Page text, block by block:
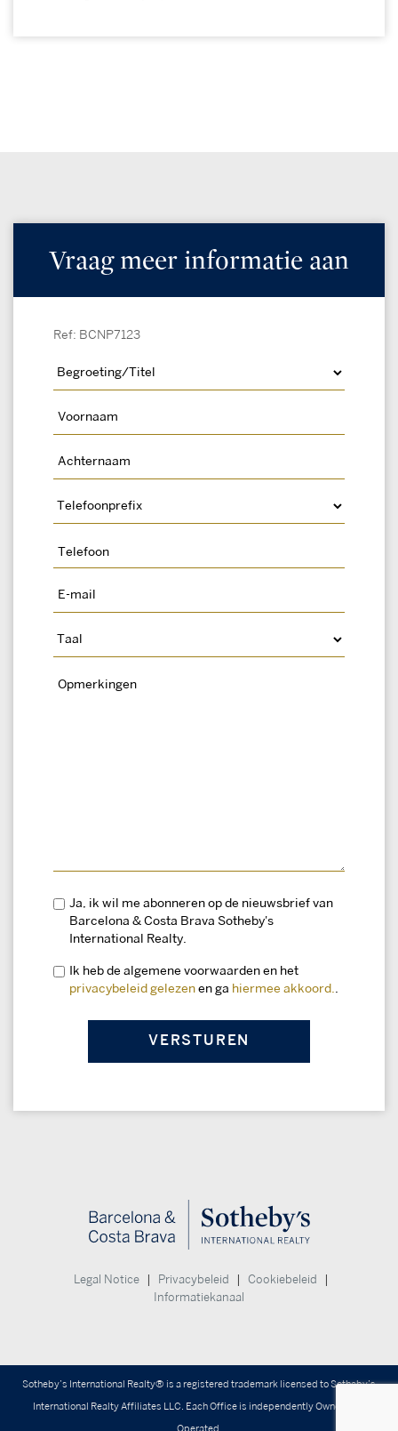
Vraag meer informatie aan
Ref: BCNP7123
Ja, ik wil me abonneren op de nieuwsbrief van
Barcelona & Costa Brava Sotheby's
International Realty.
Ik heb de algemene voorwaarden en het
privacybeleid gelezen en ga hiermee akkoord.
Legal Notice Privacybeleid Cookiebeleid
Informatiekanaal
Sotheby’s International Realty® is a registered trademark licensed to Sotheby’s
International Realty Affiliates LLC. Each Office is independently Owned and
Operated.